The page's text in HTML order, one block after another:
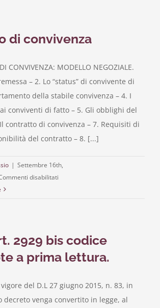
di convivenza
CONVIVENZA: MODELLO NEGOZIALE.
– 2. Lo “status” di convivente di
della stabile convivenza – 4. I
conviventi di fatto – 5. Gli obblighi del
contratto di convivenza – 7. Requisiti di
del contratto – 8. [...]
| Settembre 16th,
disabilitati
2929 bis codice
a prima lettura.
del D.L 27 giugno 2015, n. 83, in
decreto venga convertito in legge, al